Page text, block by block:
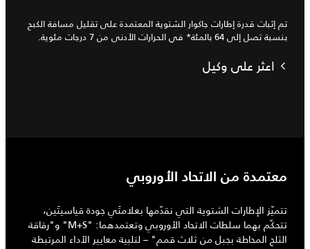
تم إثبات قدرة إطارات جاكوار الشتوية المعتمدة على تقليل مسافة الكبح
بنسبة تصل إلى 64 بالمئة* في الحرارات الأدنى من 7 درجات مئوية.
اعثر على وكيل
معتمدة من الاتحاد الأوروبي
تتميّز الإطارات الشتوية التي نقدّمها بعلامتَي جودة قياسيتَين،
تتحكّم بهما سلطات الاتحاد الأوروبي وتعتمدهما: "M+S" و"رقاقة
الثلج المحاطة بجبل من ثلاث قمم" – لتلبية معايير الأداء المرتبطة